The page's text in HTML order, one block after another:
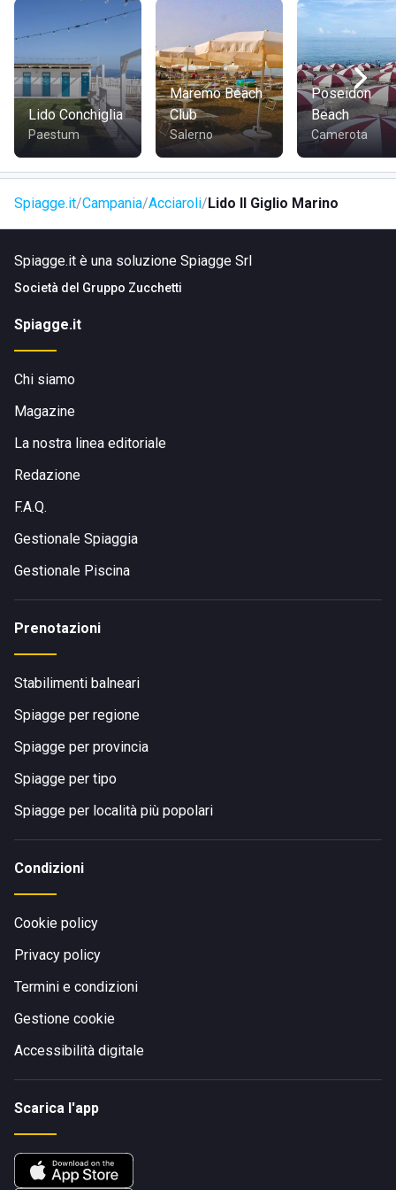
Lido Conchiglia
Paestum
Maremo Beach
Club
Salerno
Poseidon
Beach
Camerota
Spiagge.it Campania Acciaroli Lido Il Giglio Marino
Spiagge.it è una soluzione Spiagge Srl
Società del Gruppo Zucchetti
Spiagge.it
Chi siamo
Magazine
La nostra linea editoriale
Redazione
F.A.Q.
Gestionale Spiaggia
Gestionale Piscina
Prenotazioni
Stabilimenti balneari
Spiagge per regione
Spiagge per provincia
Spiagge per tipo
Spiagge per località più popolari
Condizioni
Cookie policy
Privacy policy
Termini e condizioni
Gestione cookie
Accessibilità digitale
Scarica l'app